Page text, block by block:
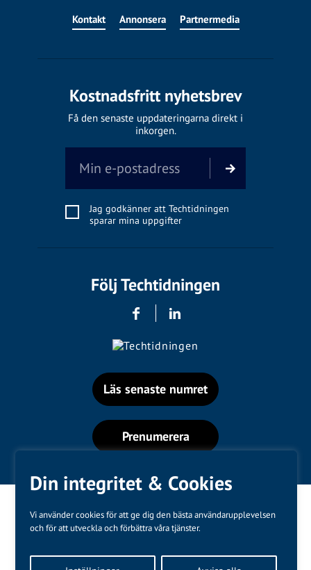
Din integritet & Cookies
Vi använder cookies för att ge dig den bästa användarupplevelsen
och för att utveckla och förbättra våra tjänster.
Kontakt Annonsera Partnermedia
Kostnadsfritt nyhetsbrev
Få den senaste uppdateringarna direkt i
inkorgen.
Jag godkänner att Techtidningen
sparar mina uppgifter
Följ Techtidningen
Läs senaste numret
Prenumerera